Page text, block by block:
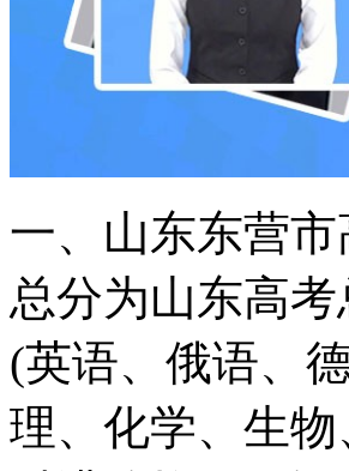
一、山东东营
总分为山东高
(英语、俄语、
理、化学、生